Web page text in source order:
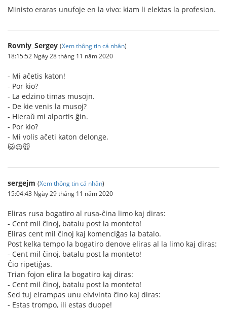
Ministo eraras unufoje en la vivo: kiam li elektas la profesion.
Rovniy_Sergey (Xem thông tin cá nhân)
18:15:52 Ngày 28 tháng 11 năm 2020
- Mi aĉetis katon!
- Por kio?
- La edzino timas musojn.
- De kie venis la musoj?
- Hieraŭ mi alportis ĝin.
- Por kio?
- Mi volis aĉeti katon delonge.
🐱😉🐭
sergejm (Xem thông tin cá nhân)
15:04:43 Ngày 29 tháng 11 năm 2020
Eliras rusa bogatiro al rusa-ĉina limo kaj diras:
- Cent mil ĉinoj, batalu post la monteto!
Eliras cent mil ĉinoj kaj komenciĝas la batalo.
Post kelka tempo la bogatiro denove eliras al la limo kaj diras:
- Cent mil ĉinoj, batalu post la monteto!
Ĉio ripetiĝas.
Trian fojon elira la bogatiro kaj diras:
- Cent mil ĉinoj, batalu post la monteto!
Sed tuj elrampas unu elvivinta ĉino kaj diras:
- Estas trompo, ili estas duope!